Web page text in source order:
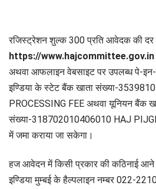
रजिस्ट्रेशन शुल्क 300 प्रति आवेदक की दर
https://www.hajcommittee.gov.in
अथवा आफलाइन वेबसाइट पर उपलब्ध पे-
इण्डिया के स्टेट बैंक खाता संख्या-
PROCESSING FEE अथवा यूनियन बैंक
संख्या-318702010406010 HAJ
में जमा कराया जा सकेगा।
हज आवेदन में किसी प्रकार की कठिनाई
इण्डिया मुम्बई के हैल्पलाइन नम्बर 022-